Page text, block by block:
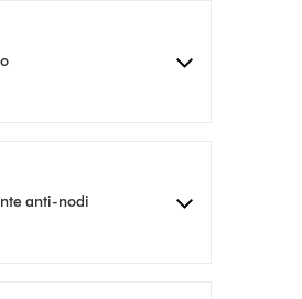
anti-nodi